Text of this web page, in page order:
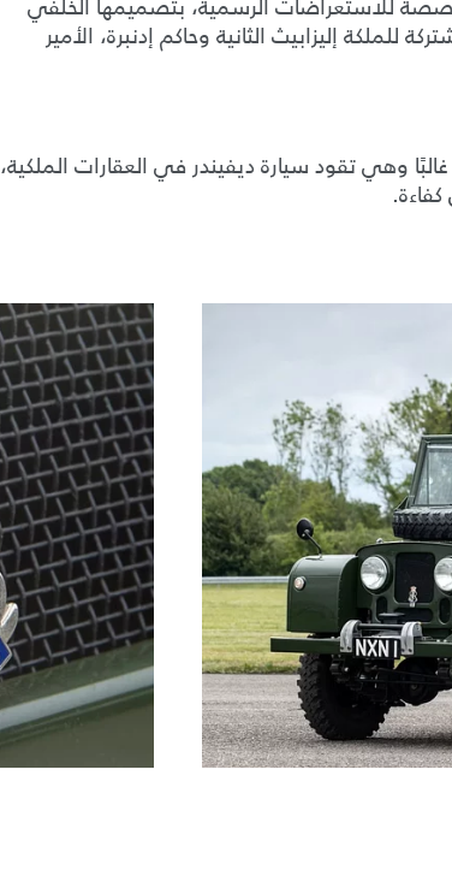
للاستعراضات الرسمية، بتصميمها الخلفي
إليزابيث الثانية وحاكم إدنبرة، الأمير
غالبًا وهي تقود سيارة ديفيندر في العقارات الملكية،